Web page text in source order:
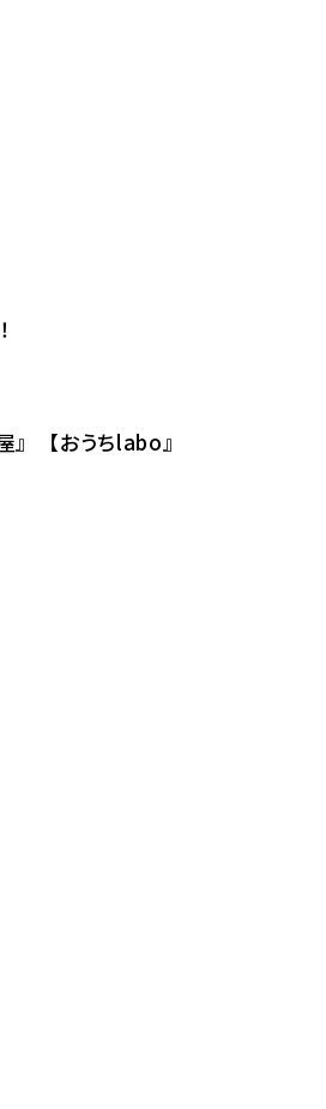
』 【おうちlabo』